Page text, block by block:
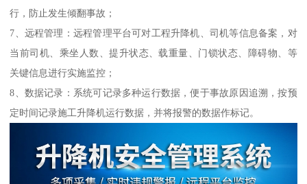
行，防止发生倾翻事故；
7、远程管理：远程管理平台可对工程升降机、司机等信息备案，对
当前司机、乘坐人数、提升状态、载重量、门锁状态、障碍物、等
关键信息进行实施监控；
8、数据记录：系统可记录多种运行数据，便于事故原因追溯，按预
定时间记录施工升降机运行数据，并将报警的数据作标记。